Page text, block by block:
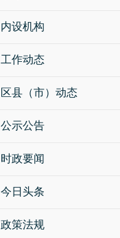
内设机构
工作动态
区县（市）动态
公示公告
时政要闻
今日头条
政策法规